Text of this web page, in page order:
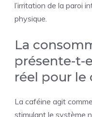
l’irritation de la paroi
physique.
La
présente-t-
réel pour le
La caféine agit
stimulant le système